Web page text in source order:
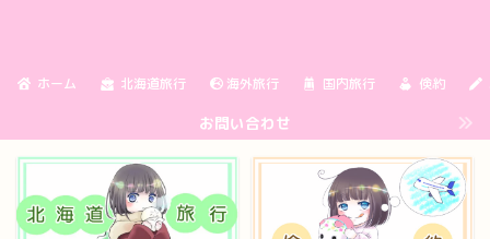
ホーム 北海道旅行 海外旅行 国内旅行 倹約
お問い合わせ